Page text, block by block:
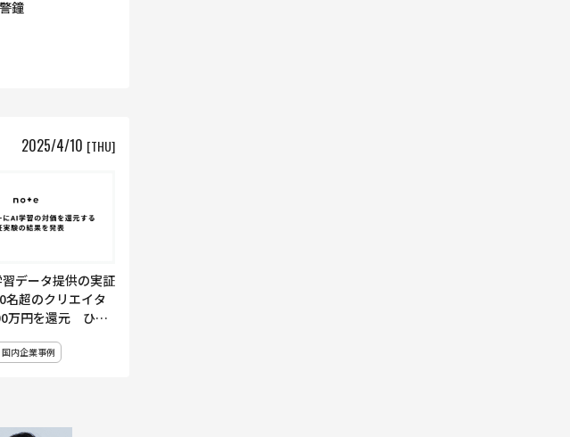
鐘
2025/4/10 [THU]
データ提供の実証
名超のクリエイタ
万円を還元 ひと
国内企業事例